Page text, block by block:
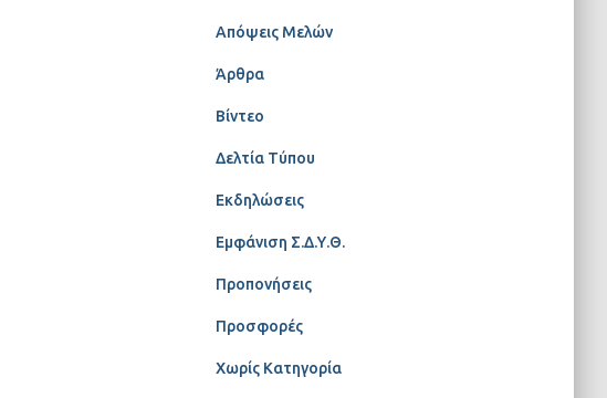
Απόψεις Μελών
Άρθρα
Βίντεο
Δελτία Τύπου
Εκδηλώσεις
Εμφάνιση Σ.Δ.Υ.Θ.
Προπονήσεις
Προσφορές
Χωρίς Κατηγορία